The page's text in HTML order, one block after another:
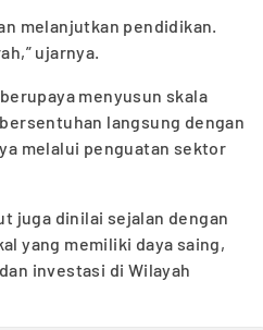
melanjutkan pendidikan.
ujarnya.
menyusun skala
langsung dengan
melalui penguatan sektor
juga dinilai sejalan dengan
yang memiliki daya saing,
investasi di Wilayah